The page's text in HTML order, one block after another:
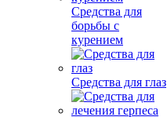
Средства для
борьбы с
курением
Средства для глаз